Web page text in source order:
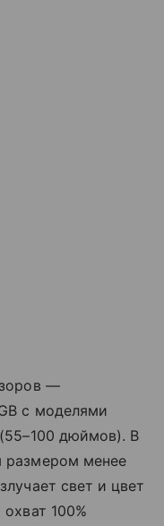
—
с моделями
дюймов). В
размером менее
свет и цвет
100%